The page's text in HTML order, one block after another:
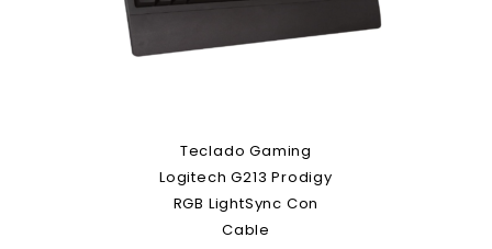
Teclado Gaming
Logitech G213 Prodigy
RGB LightSync Con
Cable